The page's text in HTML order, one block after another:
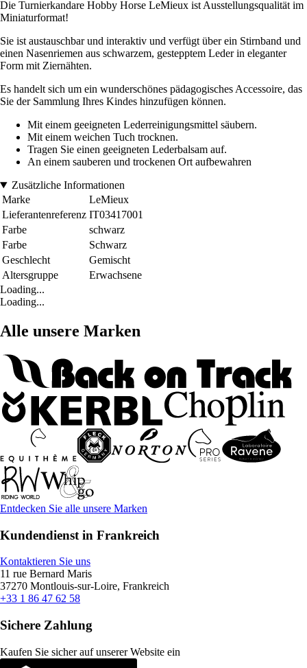
Die Turnierkandare Hobby Horse LeMieux ist Ausstellungsqualität im
Miniaturformat!
Sie ist austauschbar und interaktiv und verfügt über ein Stirnband und
einen Nasenriemen aus schwarzem, gestepptem Leder in eleganter
Form mit Ziernähten.
Es handelt sich um ein wunderschönes pädagogisches Accessoire, das
Sie der Sammlung Ihres Kindes hinzufügen können.
Mit einem geeigneten Lederreinigungsmittel säubern.
Mit einem weichen Tuch trocknen.
Tragen Sie einen geeigneten Lederbalsam auf.
An einem sauberen und trockenen Ort aufbewahren
Zusätzliche Informationen
Marke
LeMieux
Lieferantenreferenz IT03417001
Farbe
schwarz
Farbe
Schwarz
Geschlecht
Gemischt
Altersgruppe
Erwachsene
Loading...
Loading...
Alle unsere Marken
Entdecken Sie alle unsere Marken
Kundendienst in Frankreich
Kontaktieren Sie uns
11 rue Bernard Maris
37270 Montlouis-sur-Loire, Frankreich
+33 1 86 47 62 58
Sichere Zahlung
Kaufen Sie sicher auf unserer Website ein